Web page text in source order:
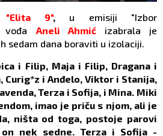
"Elita 9",u emisiji "Izbor
vođa Aneli Ahmićizabrala je
sedam dana boraviti u izolaciji.
i Filip, Maja i Filip, Dragana i
Curig*z i Anđelo, Viktor i Stanija,
Terza i Sofija, i Mina. Miki
imao je priču s njom, ali je
ništa od toga, postoje parovi
nek sedne. Terza i Sofija -